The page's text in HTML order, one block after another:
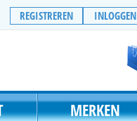
REGISTREREN INLOGGEN
MERKEN